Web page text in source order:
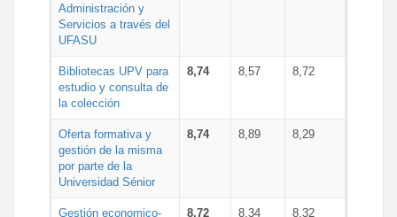
Administración y
Servicios a través del
UFASU
Bibliotecas UPV para
estudio y consulta de
la colección
8,74 8,57 8,72
Oferta formativa y
gestión de la misma
por parte de la
Universidad Sénior
8,74 8,89 8,29
Gestión economico- 8,72 8,34 8,32